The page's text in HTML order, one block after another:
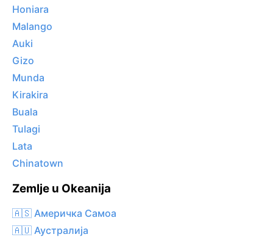
Honiara
Malango
Auki
Gizo
Munda
Kirakira
Buala
Tulagi
Lata
Chinatown
Zemlje u Okeanija
🇦🇸 Америчка Самоа
🇦🇺 Аустралија